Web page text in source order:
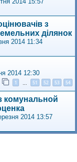
з
ділянок
2014 11:34
2014 12:30
1 51 52 53 54
комунальной
2014 13:57